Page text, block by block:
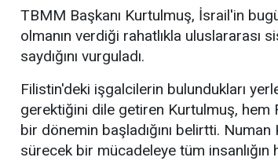
TBMM Başkanı Kurtulmuş, İsrail'in
olmanın verdiği rahatlıkla uluslararası
saydığını vurguladı.
Filistin'deki işgalcilerin bulundukları
gerektiğini dile getiren Kurtulmuş, hem
bir dönemin başladığını belirtti. Numan
sürecek bir mücadeleye tüm insanlığın